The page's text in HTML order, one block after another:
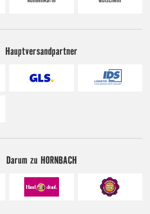
Hauptversandpartner
Darum zu HORNBACH